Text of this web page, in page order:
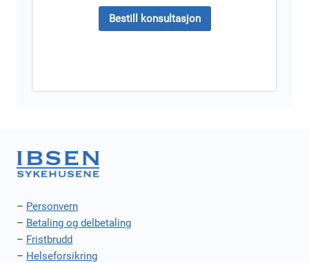
Bestill konsultasjon
– Personvern
– Betaling og delbetaling
– Fristbrudd
– Helseforsikring